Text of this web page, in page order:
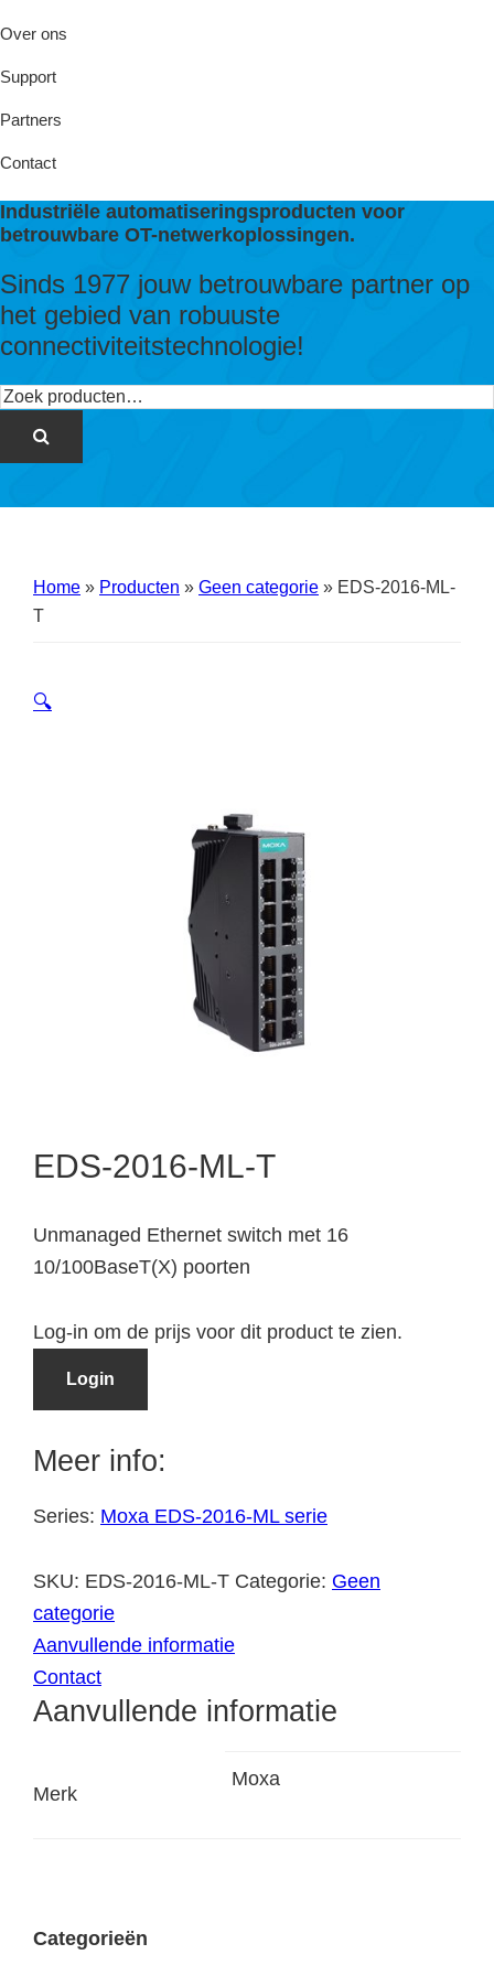
Over ons
Support
Partners
Contact
Industriële automatiseringsproducten voor
betrouwbare OT-netwerkoplossingen.
Sinds 1977 jouw betrouwbare partner op
het gebied van robuuste
connectiviteitstechnologie!
Zoeken
Home » Producten » Geen categorie » EDS-2016-ML-
T
🔍
EDS-2016-ML-T
Unmanaged Ethernet switch met 16
10/100BaseT(X) poorten
Log-in om de prijs voor dit product te zien.
Login
Meer info:
Series: Moxa EDS-2016-ML serie
SKU: EDS-2016-ML-T Categorie: Geen
categorie
Aanvullende informatie
Contact
Aanvullende informatie
Merk
Moxa
Categorieën